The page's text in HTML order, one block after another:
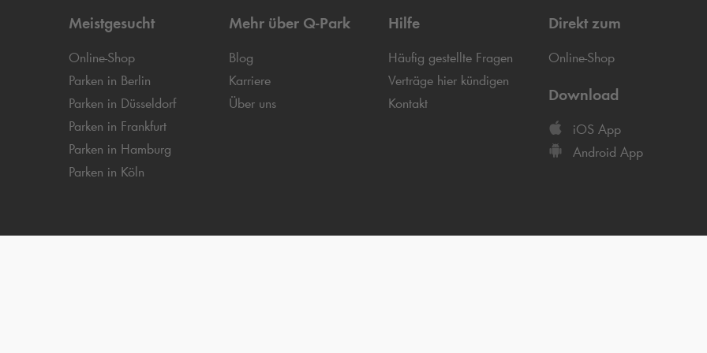
Meistgesucht
Online-Shop
Parken in Berlin
Parken in Düsseldorf
Parken in Frankfurt
Parken in Hamburg
Parken in Köln
Mehr über Q-Park
Blog
Karriere
Über uns
Hilfe
Häufig gestellte Fragen
Verträge hier kündigen
Kontakt
Direkt zum
Online-Shop
Download
iOS App
Android App